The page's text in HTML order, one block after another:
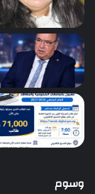
وسوم